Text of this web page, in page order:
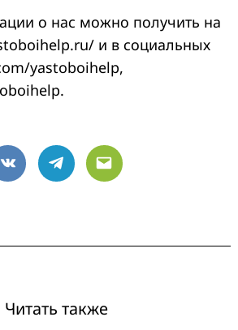
о нас можно получить на
и в социальных
yastoboihelp,
VK Telegram
Email
Читать также